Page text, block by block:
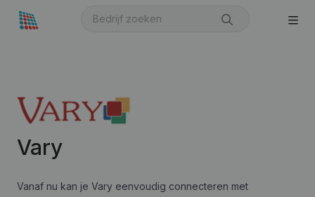
Vary
Vanaf nu kan je Vary eenvoudig connecteren met